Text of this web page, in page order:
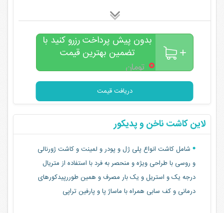
بدون پیش پرداخت رزرو کنید با
تضمین بهترین قیمت
۰تومان
دریافت قیمت
لاین کاشت ناخن و پدیکور
شامل کاشت انواع پلی ژل و پودر و لمینت و کاشت ژورنالی
و روسی با طراحی ویژه و منحصر به فرد با استفاده از متریال
درجه یک و استریل و یک بار مصرف و همین طوررپیدکورهای
درمانی و کف سابی همراه با ماساژ پا و پارفین تراپی